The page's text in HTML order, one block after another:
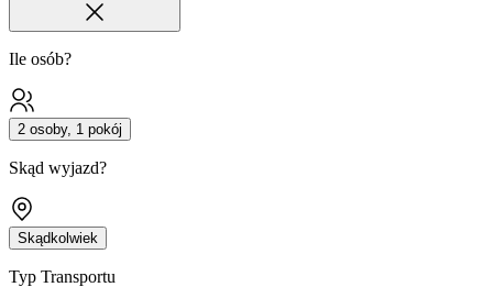
Ile osób?
2 osoby, 1 pokój
Skąd wyjazd?
Skądkolwiek
Typ Transportu